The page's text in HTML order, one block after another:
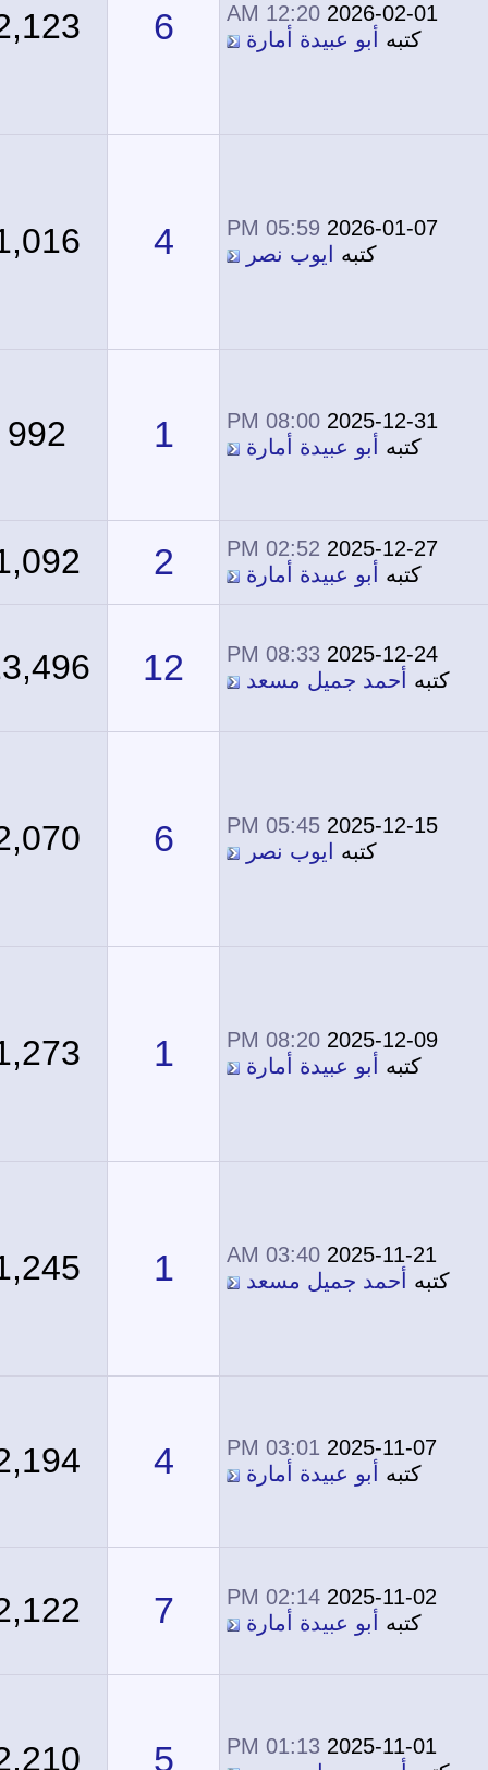
2026-02-01
12:20 AM
كتبهأبو عبيدة أمارة 2,123
2026-01-07
05:59 PM
كتبهايوب نصر 1,016
2025-12-31
08:00 PM
كتبهأبو عبيدة أمارة 992
2025-12-27
02:52 PM
كتبهأبو عبيدة أمارة 1,092
2025-12-24
08:33 PM
كتبهأحمد جميل مسعد 12
23,496
2025-12-15
05:45 PM
كتبهايوب نصر 2,070
2025-12-09
08:20 PM
كتبهأبو عبيدة أمارة 1,273
2025-11-21
03:40 AM
كتبهأحمد جميل مسعد 1,245
2025-11-07
03:01 PM
كتبهأبو عبيدة أمارة 2,194
2025-11-02
02:14 PM
كتبهأبو عبيدة أمارة 2,122
2025-11-01
01:13 PM
2,210